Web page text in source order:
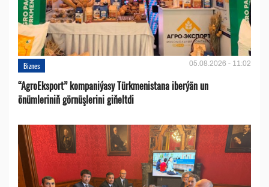
Biznes 05.08.2026 - 11:02
“AgroEksport” kompaniýasy Türkmenistana iberýän un
önümleriniň görnüşlerini giňeltdi